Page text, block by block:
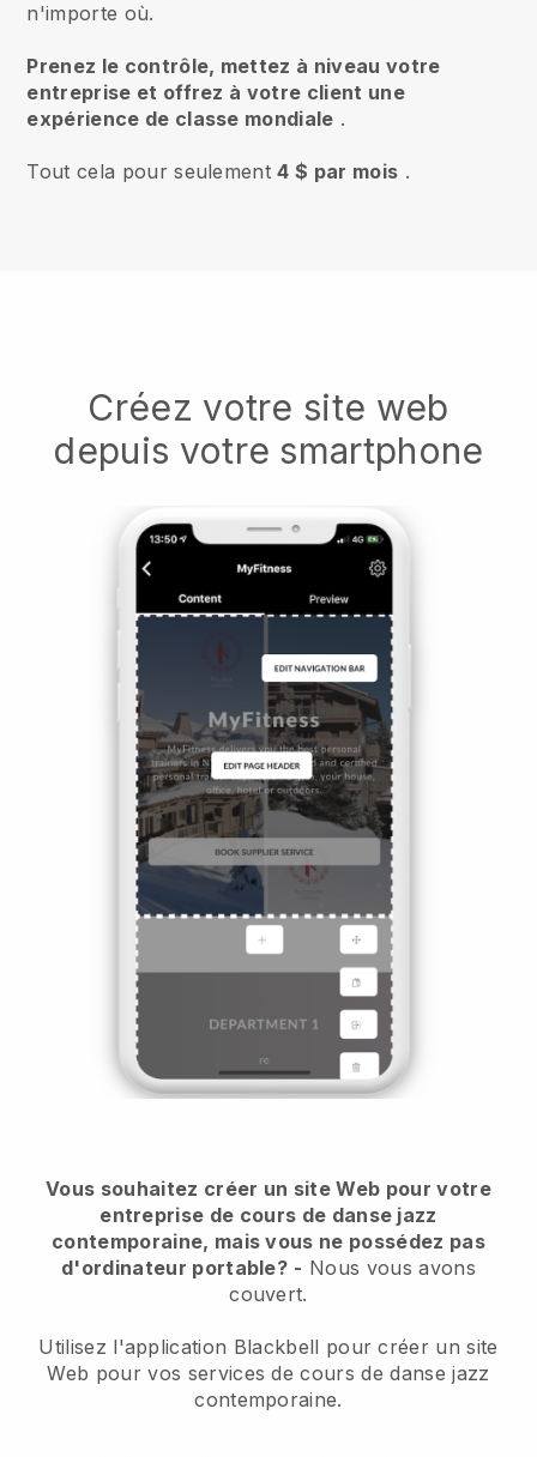
n'importe où.
Prenez le contrôle, mettez à niveau votre
entreprise et offrez à votre client une
expérience de classe mondiale .
Tout cela pour seulement4 $ par mois .
Créez votre site web
depuis votre smartphone
Vous souhaitez créer un site Web pour votre
entreprise de cours de danse jazz
contemporaine, mais vous ne possédez pas
d'ordinateur portable? - Nous vous avons
couvert.
Utilisez l'application Blackbell pour créer un site
Web pour vos services de cours de danse jazz
contemporaine.